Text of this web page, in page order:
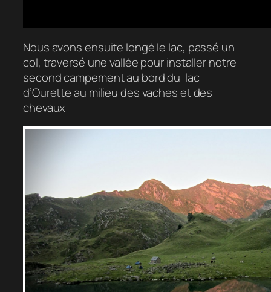
Nous avons ensuite longé le lac, passé un
col, traversé une vallée pour installer notre
second campement au bord du lac
d’Ourette au milieu des vaches et des
chevaux